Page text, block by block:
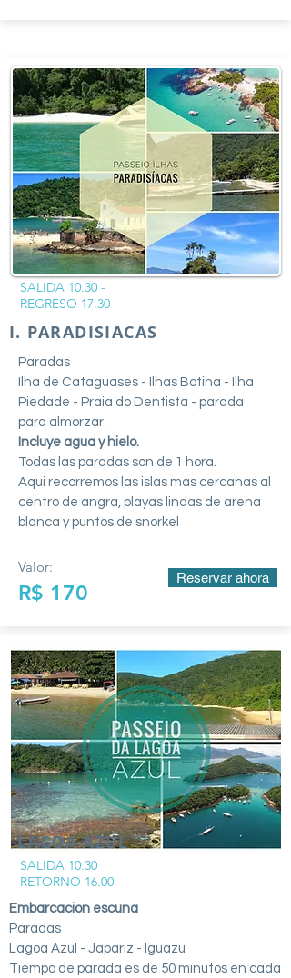
SALIDA 10.30 -
REGRESO 17.30
I. PARADISIACAS
Paradas
Ilha de Cataguases - Ilhas Botina - Ilha
Piedade - Praia do Dentista - parada
para almorzar.
Incluye agua y hielo.
Todas las paradas son de 1 hora.
Aqui recorremos las islas mas cercanas al
centro de angra, playas lindas de arena
blanca y puntos de snorkel
Valor:
R$ 170
Reservar ahora
LAGOA AZUL
SALIDA 10.30
RETORNO 16.00
Embarcacion escuna
Paradas
Lagoa Azul - Japariz - Iguazu
Tiempo de parada es de 50 minutos en cada